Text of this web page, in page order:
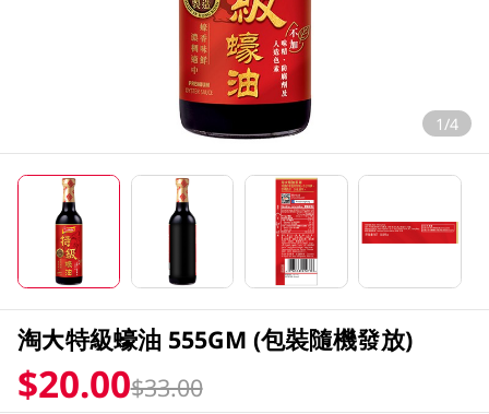
1/4
淘大特級蠔油 555GM (包裝隨機發放)
$20.00$33.00